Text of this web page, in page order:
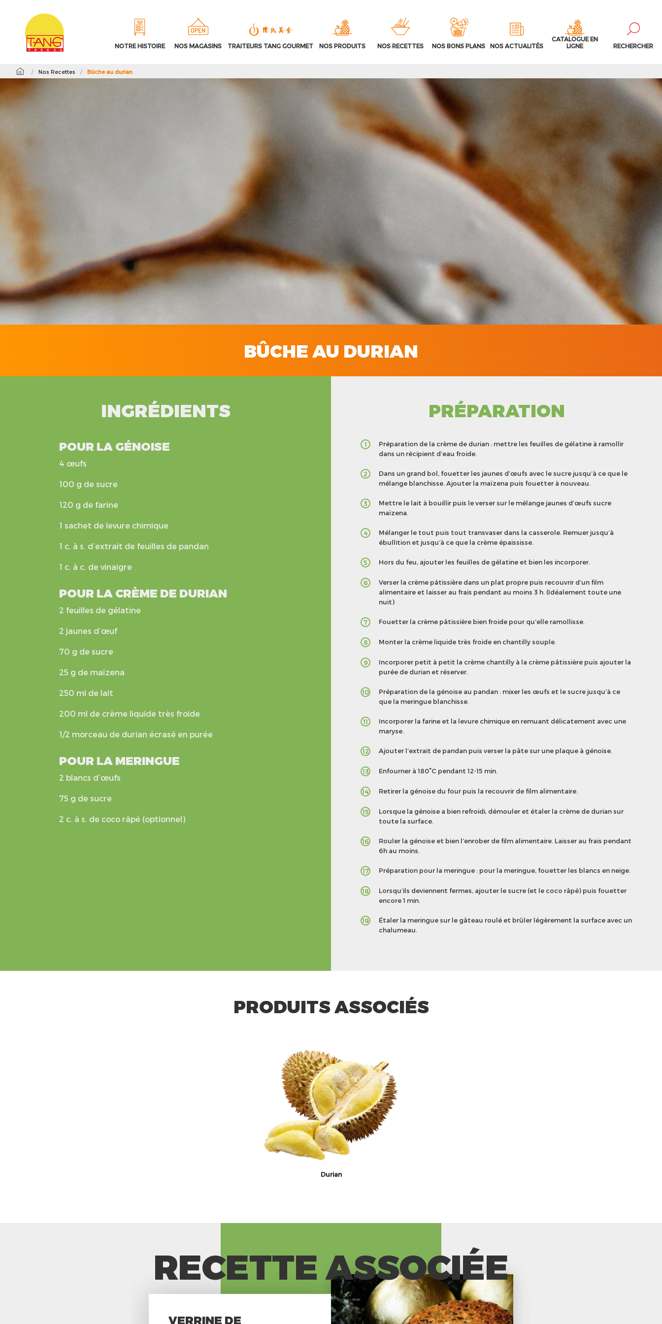
NOTRE HISTOIRE NOS MAGASINS TRAITEURS TANG GOURMET NOS PRODUITS NOS RECETTES NOS BONS PLANS NOS ACTUALITÉS
CATALOGUE EN
LIGNE
RECHERCHER
/ Nos Recettes / Bûche au durian
BÛCHE AU DURIAN
INGRÉDIENTS
POUR LA GÉNOISE
4 œufs
100 g de sucre
120 g de farine
1 sachet de levure chimique
1 c. à s. d’extrait de feuilles de pandan
1 c. à c. de vinaigre
POUR LA CRÈME DE DURIAN
2 feuilles de gélatine
2 jaunes d’œuf
70 g de sucre
25 g de maïzena
250 ml de lait
200 ml de crème liquide très froide
1/2 morceau de durian écrasé en purée
POUR LA MERINGUE
2 blancs d’œufs
75 g de sucre
2 c. à s. de coco râpé (optionnel)
PRÉPARATION
1
Préparation de la crème de durian : mettre les feuilles de gélatine à ramollir
dans un récipient d’eau froide.
2
Dans un grand bol, fouetter les jaunes d’œufs avec le sucre jusqu’à ce que le
mélange blanchisse. Ajouter la maïzena puis fouetter à nouveau.
3
Mettre le lait à bouillir puis le verser sur le mélange jaunes d’œufs sucre
maïzena.
4
Mélanger le tout puis tout transvaser dans la casserole. Remuer jusqu’à
ébullition et jusqu’à ce que la crème épaississe.
5 Hors du feu, ajouter les feuilles de gélatine et bien les incorporer.
6
Verser la crème pâtissière dans un plat propre puis recouvrir d’un film
alimentaire et laisser au frais pendant au moins 3 h. (Idéalement toute une
nuit)
7 Fouetter la crème pâtissière bien froide pour qu’elle ramollisse.
8 Monter la crème liquide très froide en chantilly souple.
9
Incorporer petit à petit la crème chantilly à la crème pâtissière puis ajouter la
purée de durian et réserver.
10
Préparation de la génoise au pandan : mixer les œufs et le sucre jusqu’à ce
que la meringue blanchisse.
11
Incorporer la farine et la levure chimique en remuant délicatement avec une
maryse.
12 Ajouter l’extrait de pandan puis verser la pâte sur une plaque à génoise.
13 Enfourner à 180°C pendant 12-15 min.
14 Retirer la génoise du four puis la recouvrir de film alimentaire.
15
Lorsque la génoise a bien refroidi, démouler et étaler la crème de durian sur
toute la surface.
16
Rouler la génoise et bien l’enrober de film alimentaire. Laisser au frais pendant
6h au moins.
17 Préparation pour la meringue : pour la meringue, fouetter les blancs en neige.
18
Lorsqu’ils deviennent fermes, ajouter le sucre (et le coco râpé) puis fouetter
encore 1 min.
19
Étaler la meringue sur le gâteau roulé et brûler légèrement la surface avec un
chalumeau.
PRODUITS ASSOCIÉS
Durian
RECETTE ASSOCIÉE
VERRINE DE